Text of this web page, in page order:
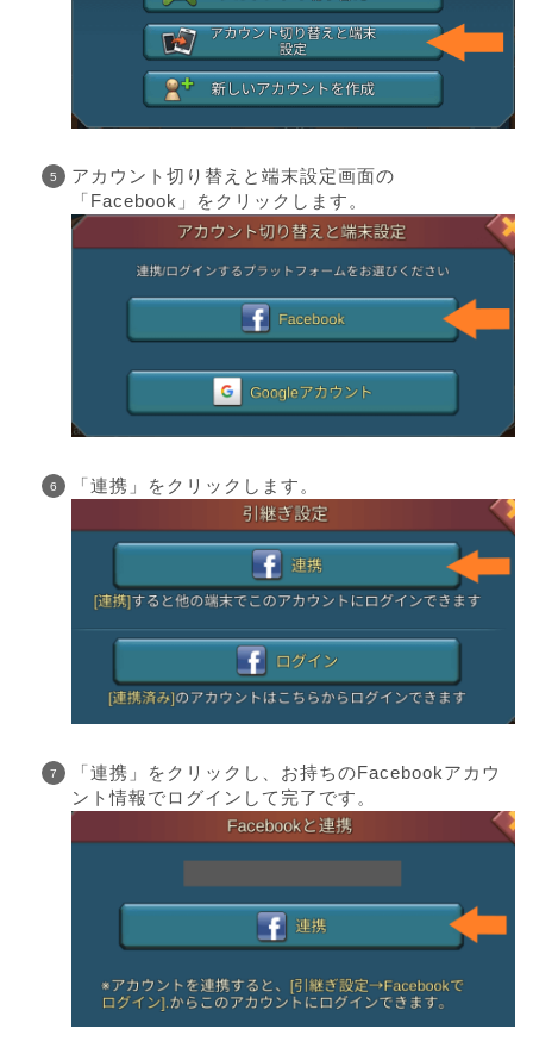
アカウント切り替えと端末設定画面の
「Facebook」をクリックします。
「連携」をクリックします。
「連携」をクリックし、お持ちのFacebookアカウ
ント情報でログインして完了です。